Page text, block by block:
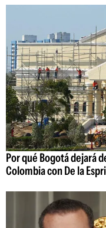
Por qué Bogotá dejará
Colombia con De la